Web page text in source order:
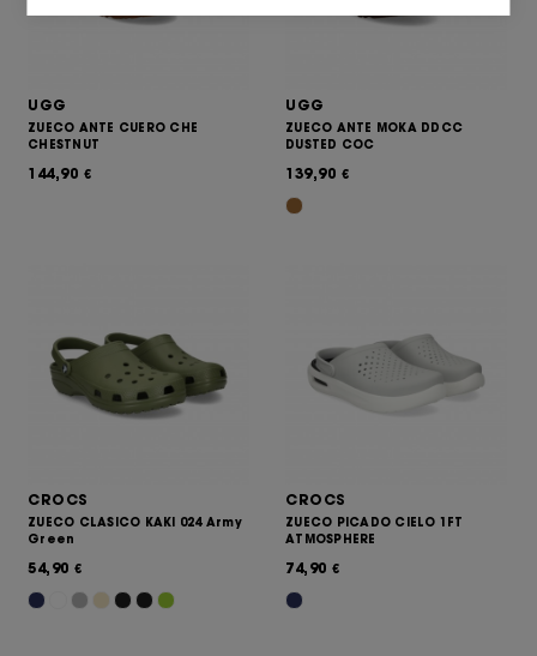
UGG
ZUECO ANTE CUERO CHE
CHESTNUT
144,90 €
UGG
ZUECO ANTE MOKA DDCC
DUSTED COC
139,90 €
CROCS
ZUECO CLASICO KAKI 024 Army
Green
54,90 €
CROCS
ZUECO PICADO CIELO 1FT
ATMOSPHERE
74,90 €
individual e, portanto, mais valiosos para editores e